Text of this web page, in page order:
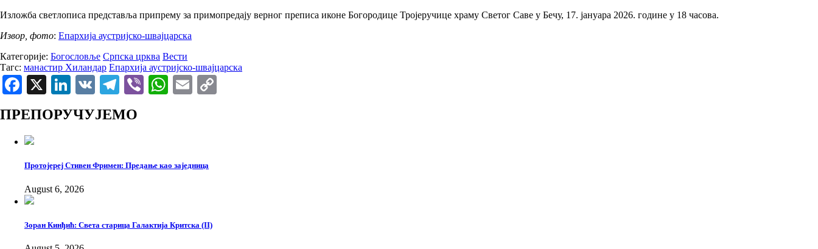
Изложба светлописа представља припрему за примопредају верног преписа иконе Богородице Тројеручице храму Светог Саве у Бечу, 17. јануара 2026. године у 18 часова.
Извор, фото: Епархија аустријско-швајцарска
Категорије: Богословље Српска црква Вести
Тагс: манастир Хиландар Епархија аустријско-швајцарска
Facebook
X LinkedIn
VK Telegram
ViberWhatsApp
Email
ПРЕПОРУЧУЈЕМО
Протојереј Стивен Фримен: Предање као заједница
August 6, 2026
Зоран Кинђић: Света старица Галактија Критска (II)